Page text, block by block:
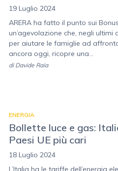
19 Luglio 2024
ARERA ha fatto il punto sui
un’agevolazione che, negli
per aiutare le famiglie ad
ancora oggi, ricopre una...
di Davide Raia
ENERGIA
Bollette luce e gas:
Paesi UE più cari
18 Luglio 2024
L’Italia ha le tariffe dell’energia